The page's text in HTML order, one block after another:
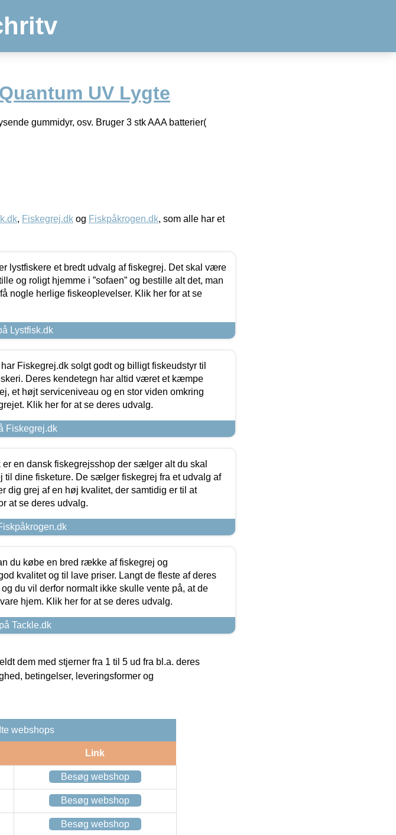
Quantum UV Lygte
gummidyr, osv. Bruger 3 stk AAA batterier(
, Fiskegrej.dk og Fiskpåkrogen.dk, som alle har et
lystfiskere et bredt udvalg af fiskegrej. Det skal være
og roligt hjemme i ”sofaen” og bestille alt det, man
nogle herlige fiskeoplevelser. Klik her for at se
Lystfisk.dk
har Fiskegrej.dk solgt godt og billigt fiskeudstyr til
Deres kendetegn har altid været et kæmpe
et højt serviceniveau og en stor viden omkring
Klik her for at se deres udvalg.
Fiskegrej.dk
er en dansk fiskegrejsshop der sælger alt du skal
til dine fisketure. De sælger fiskegrej fra et udvalg af
dig grej af en høj kvalitet, der samtidig er til at
at se deres udvalg.
du købe en bred række af fiskegrej og
kvalitet og til lave priser. Langt de fleste af deres
du vil derfor normalt ikke skulle vente på, at de
hjem. Klik her for at se deres udvalg.
Tackle.dk
dem med stjerner fra 1 til 5 ud fra bl.a. deres
betingelser, leveringsformer og
webshops
Link
Besøg webshop
Besøg webshop
Besøg webshop